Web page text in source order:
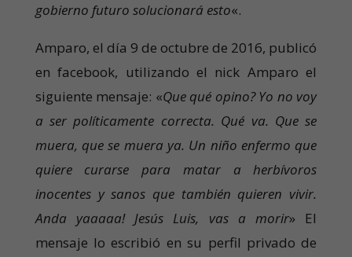
gobierno futuro solucionará esto«.
Amparo, el día 9 de octubre de 2016, publicó
en facebook, utilizando el nick Amparo el
siguiente mensaje: «Que qué opino? Yo no voy
a ser políticamente correcta. Qué va. Que se
muera, que se muera ya. Un niño enfermo que
quiere curarse para matar a herbívoros
inocentes y sanos que también quieren vivir.
Anda yaaaaa! Jesús Luis, vas a morir» El
mensaje lo escribió en su perfil privado de